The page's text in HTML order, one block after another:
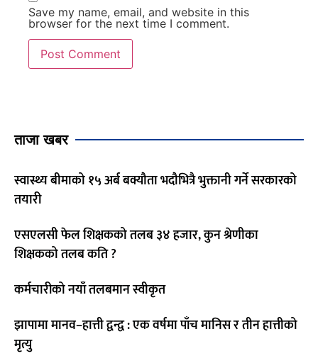
Save my name, email, and website in this
browser for the next time I comment.
ताजा खबर
स्वास्थ्य बीमाको १५ अर्ब बक्यौता भदौभित्रै भुक्तानी गर्ने सरकारको
तयारी
एसएलसी फेल शिक्षकको तलब ३४ हजार, कुन श्रेणीका
शिक्षकको तलब कति ?
कर्मचारीको नयाँ तलबमान स्वीकृत
झापामा मानव–हात्ती द्वन्द्व : एक वर्षमा पाँच मानिस र तीन हात्तीको
मृत्यु